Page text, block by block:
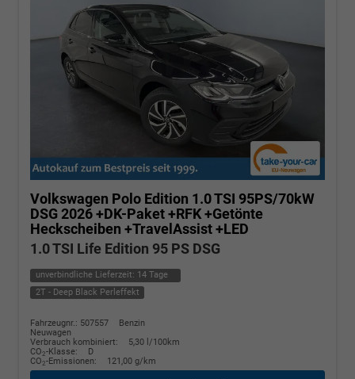
Volkswagen Polo Edition 1.0 TSI 95PS/70kW
DSG 2026 +DK-Paket +RFK +Getönte
Heckscheiben +TravelAssist +LED
1.0 TSI Life Edition 95 PS DSG
unverbindliche Lieferzeit: 14 Tage
2T - Deep Black Perleffekt
Fahrzeugnr.: 507557
Benzin
Neuwagen
Verbrauch kombiniert:
5,30 l/100km
CO2-Klasse:
D
CO2-Emissionen: 121,00 g/km